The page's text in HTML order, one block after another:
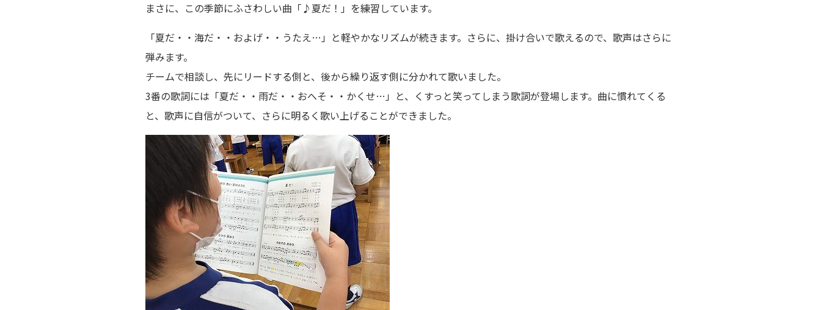
まさに、この季節にふさわしい曲「♪夏だ！」を練習しています。
「夏だ・・海だ・・およげ・・うたえ…」と軽やかなリズムが続きます。さらに、掛け合いで歌えるので、歌声はさらに
弾みます。
チームで相談し、先にリードする側と、後から繰り返す側に分かれて歌いました。
3番の歌詞には「夏だ・・雨だ・・おへそ・・かくせ…」と、くすっと笑ってしまう歌詞が登場します。曲に慣れてくる
と、歌声に自信がついて、さらに明るく歌い上げることができました。